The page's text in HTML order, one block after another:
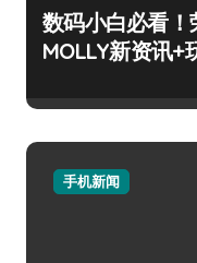
数码小白必看
MOLLY新资讯+
手机新闻